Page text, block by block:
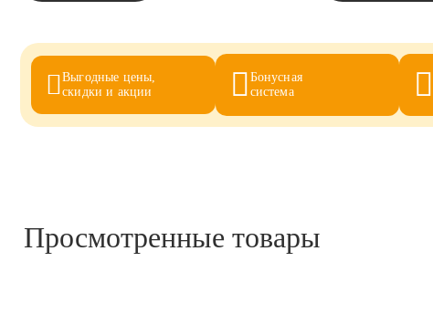
Выгодные цены,
скидки и акции
Бонусная
система
Просмотренные товары